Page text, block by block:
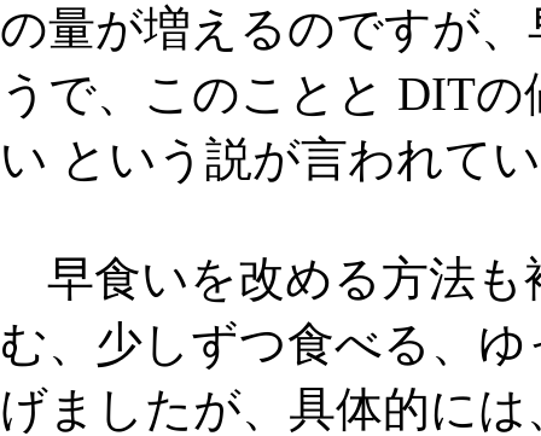
の量が増えるのですが
うで、このことと DIT
い という説が言われて
早食いを改める方法も
む、少しずつ食べる、
げましたが、具体的には